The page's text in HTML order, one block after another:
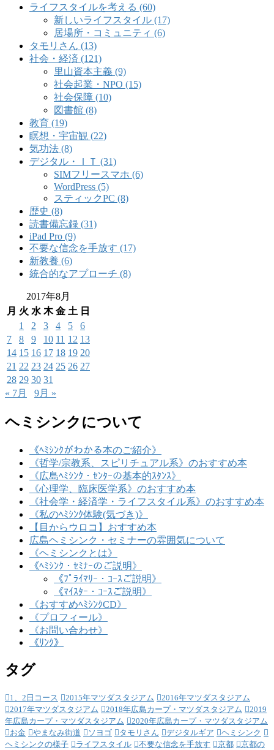
ライフスタイルを考える (60)
新しいライフスタイル (17)
居場所・コミュニティ (6)
タモリさん (13)
社会・経済 (121)
里山資本主義 (9)
社会起業・NPO (15)
社会保障 (10)
図書館 (8)
教育 (19)
瞑想・宇宙観 (22)
気功法 (8)
デジタル・ＩＴ (31)
SIMフリースマホ (6)
WordPress (5)
スティックPC (8)
歴史 (8)
読書備忘録 (31)
iPad Pro (9)
不要な信念を手放す (17)
新教養 (6)
統合的なアプローチ (8)
2017年8月
月 火 水 木 金 土 日
1
2 3 4 5
6
7
8 9 10 11 12 13
14 15 16 17 18 19 20
21 22 23 24 25 26 27
28 29 30 31
« 7月
9月 »
ヘミシンクについて
《ﾍﾐｼﾝｸがわかる本のご紹介》
《哲学/宗教系、スピリチュアル系》のおすすめ本
《広島ﾍﾐｼﾝｸ・ｾﾝﾀｰの基本的ｽﾀﾝｽ》
《心理学、臨床医学系》のおすすめ本
《社会学・経済学・ライフスタイル系》のおすすめ本
《私のﾍﾐｼﾝｸ体験(気づき)》
【目からウロコ】おすすめ本
広島ヘミシンク・セミナーの雰囲気について
《ヘミシンクとは》
《ﾍﾐｼﾝｸ・ｾﾐﾅｰのご説明》
《ﾌﾟﾗｲﾏﾘｰ・ｺｰｽご説明》
《ﾏｲｽﾀｰ・ｺｰｽご説明》
《おすすめﾍﾐｼﾝｸCD》
《プロフィール》
《お問い合わせ》
《ﾘﾝｸ》
タグ
1、2日コース 2015年マツダスタジアム
2016年マツダスタジアム
2017年マツダスタジアム
2018年広島カープ・マツダスタジアム
2019
年広島カープ・マツダスタジアム
2020年広島カープ・マツダスタジアム
お金
やまなみ街道 ソヨゴ タモリさん デジタルギア
ヘミシンク
ヘミシンクの様子
ライフスタイル 不要な信念を手放す 京都
京都の